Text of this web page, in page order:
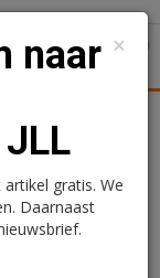
×
naar
gratis. We
Daarnaast